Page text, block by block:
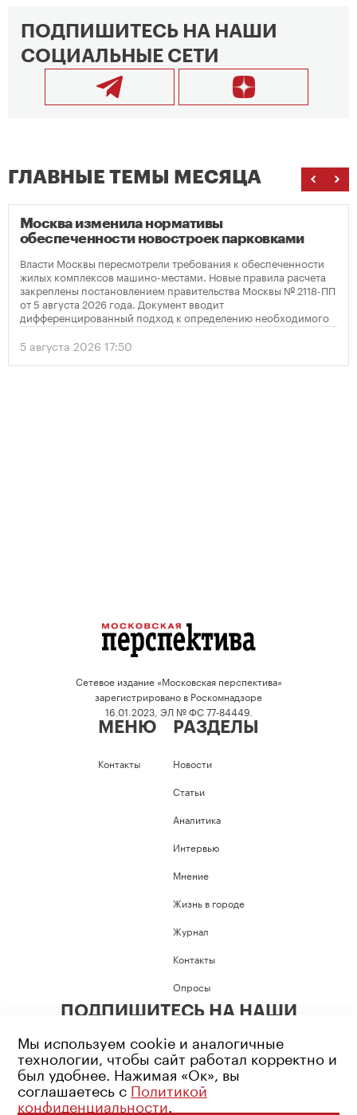
ПОДПИШИТЕСЬ НА НАШИ
СОЦИАЛЬНЫЕ СЕТИ
ГЛАВНЫЕ ТЕМЫ МЕСЯЦА
Москва изменила нормативы
обеспеченности новостроек парковками
Власти Москвы пересмотрели требования к обеспеченности
жилых комплексов машино-местами. Новые правила расчета
закреплены постановлением правительства Москвы № 2118-ПП
от 5 августа 2026 года. Документ вводит
дифференцированный подход к определению необходимого
количества парковок в зависимости от площади квартир и
устанавливает переходный период для уже согласованных
проектов.
5 августа 2026 17:50
Сетевое издание «Московская перспектива»
зарегистрировано в Роскомнадзоре
16.01.2023, ЭЛ № ФС 77-84449.
МЕНЮ
Контакты
РАЗДЕЛЫ
Новости
Статьи
Аналитика
Интервью
Мнение
Жизнь в городе
Журнал
Контакты
Опросы
ПОДПИШИТЕСЬ НА НАШИ
Возрастное ограничение: 16+
Мы используем cookie и аналогичные
технологии, чтобы сайт работал корректно и
был удобнее. Нажимая «Ок», вы
соглашаетесь с Политикой
конфиденциальности.